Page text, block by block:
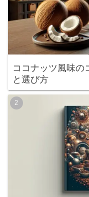
ココナッツ風味の
と選び方